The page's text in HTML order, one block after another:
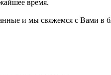
время.
и мы свяжемся с Вами в